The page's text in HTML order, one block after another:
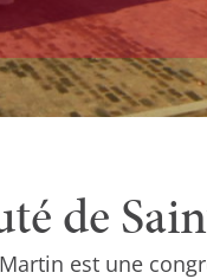
de
est une